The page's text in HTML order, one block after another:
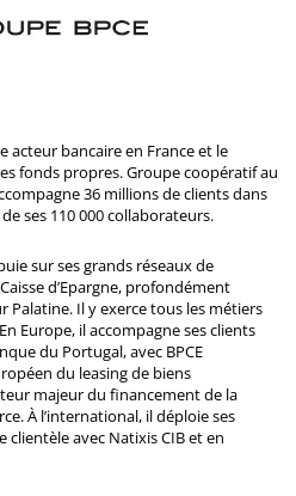
acteur bancaire en France et le
fonds propres. Groupe coopératif au
36 millions de clients dans
ses 110 000 collaborateurs.
sur ses grands réseaux de
d’Epargne, profondément
Palatine. Il y exerce tous les métiers
Europe, il accompagne ses clients
du Portugal, avec BPCE
du leasing de biens
majeur du financement de la
À l’international, il déploie ses
avec Natixis CIB et en